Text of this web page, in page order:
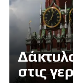
στις